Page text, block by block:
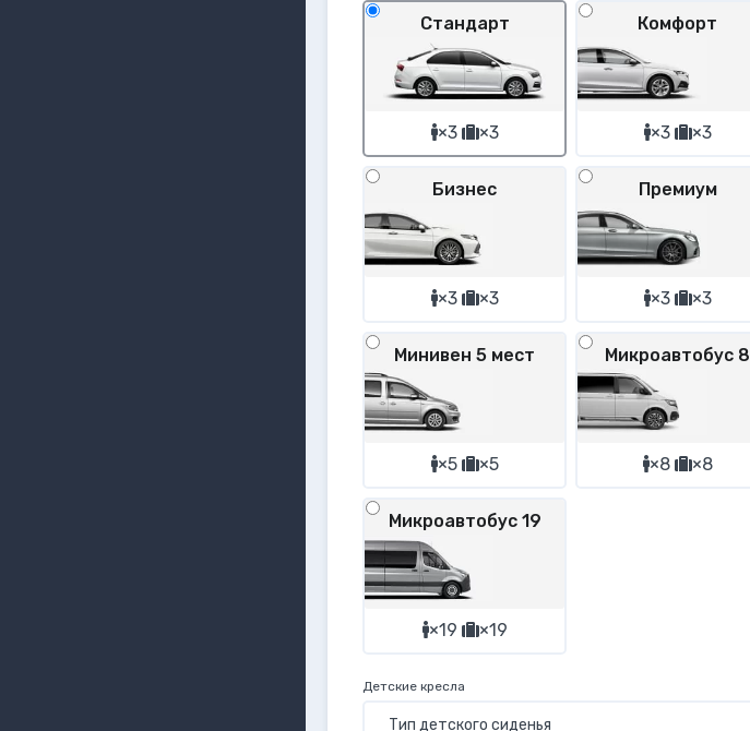
Стандарт
×3 ×3
Комфорт
×3 ×3
Бизнес
×3 ×3
Премиум
×3 ×3
Минивен 5 мест
×5 ×5
Микроавтобус 8
×8 ×8
Микроавтобус 19
×19 ×19
Детские кресла